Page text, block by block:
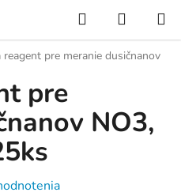
Hľadať
KOŠÍK
reagent pre meranie dusičnanov
pre
NO3,